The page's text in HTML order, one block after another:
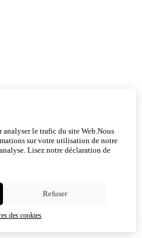
– longue tenue, vegan,
le trafic du site Web.Nous
sur votre utilisation de notre
Lisez notre déclaration de
Refuser
des cookies